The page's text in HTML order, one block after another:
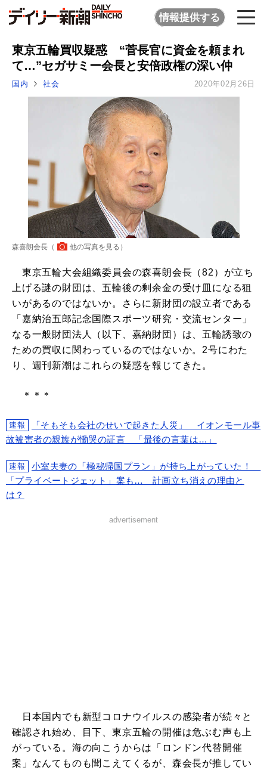
情報提供する
東京五輪買収疑惑 “菅長官に資金を頼まれ
て…”セガサミー会長と安倍政権の深い仲
国内 社会 2020年02月26日
森喜朗会長（ 他の写真を見る ）
東京五輪大会組織委員会の森喜朗会長（82）が立ち
上げる謎の財団は、五輪後の剰余金の受け皿になる狙
いがあるのではないか。さらに新財団の設立者である
「嘉納治五郎記念国際スポーツ研究・交流センター」
なる一般財団法人（以下、嘉納財団）は、五輪誘致の
ための買収に関わっているのではないか。2号にわた
り、週刊新潮はこれらの疑惑を報じてきた。
＊＊＊
速報
「そもそも会社のせいで起きた人災」 イオンモール事
故被害者の親族が慟哭の証言 「最後の言葉は…」
速報
小室夫妻の「極秘帰国プラン」が持ち上がっていた！
「プライベートジェット」案も… 計画立ち消えの理由と
は？
advertisement
日本国内でも新型コロナウイルスの感染者が続々と
確認され始め、目下、東京五輪の開催は危ぶむ声も上
がっている。海の向こうからは「ロンドン代替開催
案」なんてものも聞こえてくるが、森会長が推してい